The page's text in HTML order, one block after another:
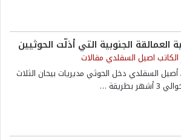
العمالقة الجنوبية التي أذلّت الحوثيين
الكاتب اصيل السقلدي مقالات
السقلدي دخل الحوثي مديريات بيحان الثلاث
بطريقة
…